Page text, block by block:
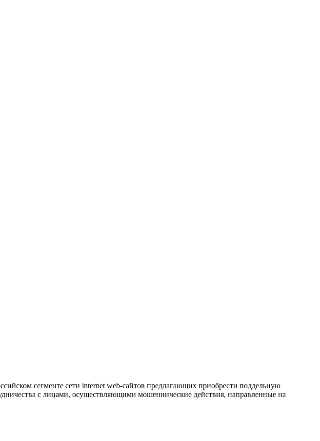
сегменте сети internet web‑сайтов предлагающих приобрести поддельную
с лицами, осуществляющими мошеннические действия, направленные на